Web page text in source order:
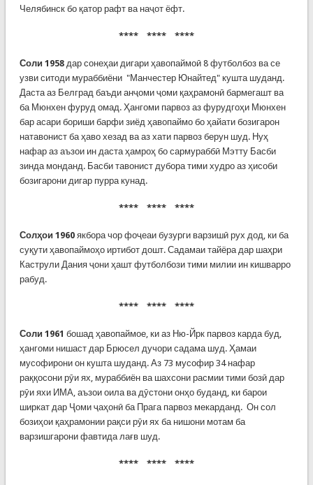
Челябинск бо қатор рафт ва наҷот ёфт.
**** **** ****
Соли 1958дар сонеҳаи дигари ҳавопаймоӣ 8 футболбоз ва се
узви ситоди мураббиёни "Манчестер Юнайтед" кушта шуданд.
Даста аз Белград баъди анҷоми ҷоми қаҳрамонӣ бармегашт ва
ба Мюнхен фуруд омад. Ҳангоми парвоз аз фурудгоҳи Мюнхен
бар асари бориши барфи зиёд ҳавопаймо бо ҳайати бозигарон
натавонист ба ҳаво хезад ва аз хати парвоз берун шуд. Нуҳ
нафар аз аъзои ин даста ҳамроҳ бо сармураббӣ Мэтту Басби
зинда монданд. Басби тавонист дубора тими худро аз ҳисоби
бозигарони дигар пурра кунад.
**** **** ****
Солҳои 1960якбора чор фоҷеаи бузурги варзишӣ рух дод, ки ба
суқути ҳавопаймоҳо иртибот дошт. Садамаи тайёра дар шаҳри
Каструли Дания ҷони ҳашт футболбози тими милии ин кишварро
рабуд.
**** **** ****
Соли 1961 бошад ҳавопаймое, ки аз Ню-Йрк парвоз карда буд,
ҳангоми нишаст дар Брюсел дучори садама шуд. Ҳамаи
мусофирони он кушта шуданд. Аз 73 мусофир 34 нафар
раққосони рӯи ях, мураббиён ва шахсони расмии тими бозӣ дар
рӯи яхи ИМА, аъзои оила ва дӯстони онҳо буданд, ки барои
ширкат дар Ҷоми ҷаҳонӣ ба Прага парвоз мекарданд. Он сол
бозиҳои қаҳрамонии рақси рӯи ях ба нишони мотам ба
варзишгарони фавтида лағв шуд.
**** **** ****